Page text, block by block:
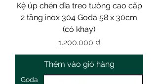
Kệ úp chén dĩa treo tường cao cấp
2 tầng inox 304 Goda 58 x 30cm
(có khay)
Giá
1.200.000 ₫
Thêm vào giỏ hàng
Goda